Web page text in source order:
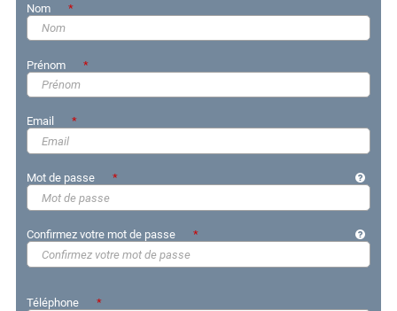
Nom
Prénom
Email
Mot de passe
Confirmez votre mot de passe
Téléphone